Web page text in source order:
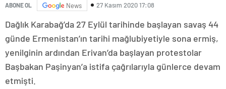
ABONE OL News 27 Kasım 2020 17:08
Dağlık Karabağ’da 27 Eylül tarihinde başlayan savaş 44
günde Ermenistan’ın tarihi mağlubiyetiyle sona ermiş,
yenilginin ardından Erivan’da başlayan protestolar
Başbakan Paşinyan’a istifa çağrılarıyla günlerce devam
etmişti.